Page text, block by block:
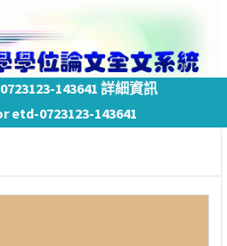
143641 詳細資訊
etd-0723123-143641